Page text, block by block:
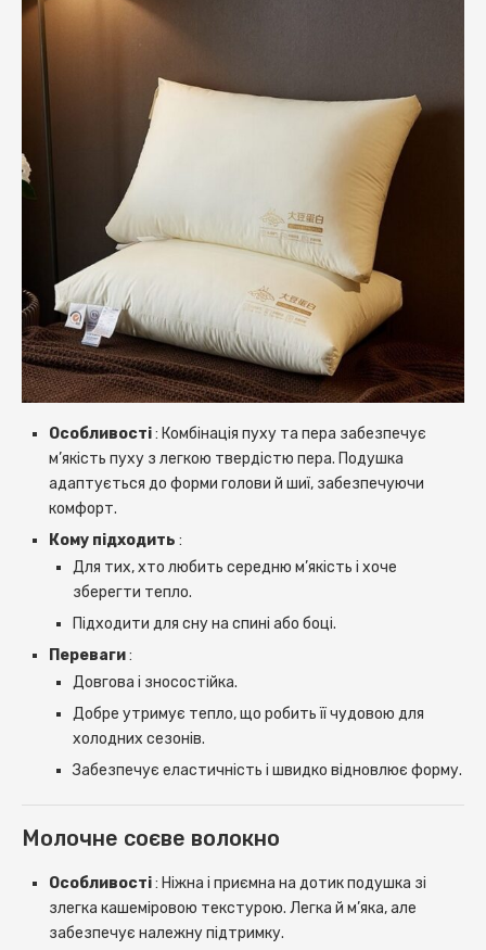
Особливості: Комбінація пуху та пера забезпечує
м’якість пуху з легкою твердістю пера. Подушка
адаптується до форми голови й шиї, забезпечуючи
комфорт.
Кому підходить :
Для тих, хто любить середню м’якість і хоче
зберегти тепло.
Підходити для сну на спині або боці.
Переваги:
Довгова і зносостійка.
Добре утримує тепло, що робить її чудовою для
холодних сезонів.
Забезпечує еластичність і швидко відновлює форму.
Молочне соєве волокно
Особливості: Ніжна і приємна на дотик подушка зі
злегка кашеміровою текстурою. Легка й м’яка, але
забезпечує належну підтримку.